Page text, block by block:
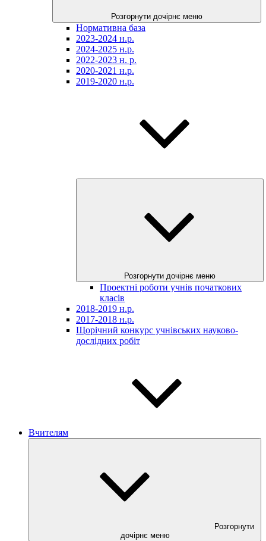
Розгорнути дочірнє меню
Нормативна база
2023-2024 н.р.
2024-2025 н.р.
2022-2023 н. р.
2020-2021 н.р.
2019-2020 н.р.
Розгорнути дочірнє меню
Проектні роботи учнів початкових
класів
2018-2019 н.р.
2017-2018 н.р.
Щорічний конкурс учнівських науково-
дослідних робіт
Вчителям
Розгорнути
дочірнє меню